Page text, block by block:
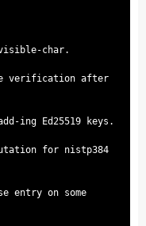
char.
verification after
ing Ed25519 keys.
for nistp384
entry on some